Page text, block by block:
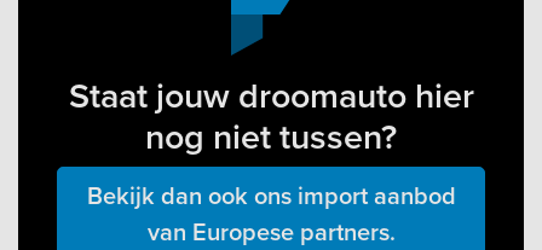
Staat jouw droomauto hier
nog niet tussen?
Bekijk dan ook ons import aanbod
van Europese partners.